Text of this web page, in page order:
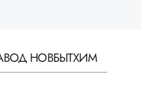
НОВБЫТХИМ